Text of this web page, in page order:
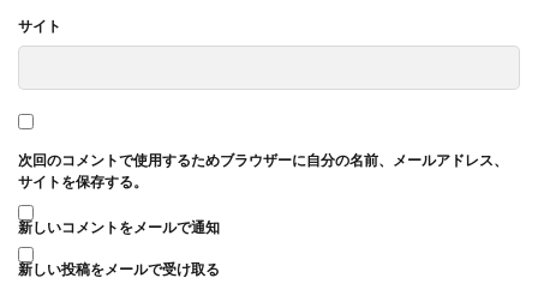
サイト
次回のコメントで使用するためブラウザーに自分の名前、メールアドレス、
サイトを保存する。
新しいコメントをメールで通知
新しい投稿をメールで受け取る